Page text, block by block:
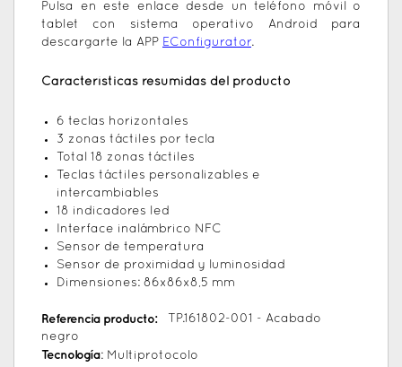
Pulsa en este enlace desde un teléfono móvil o
tablet con sistema operativo Android para
descargarte la APP EConfigurator.
Características resumidas del producto
6 teclas horizontales
3 zonas táctiles por tecla
Total 18 zonas táctiles
Teclas táctiles personalizables e
intercambiables
18 indicadores led
Interface inalámbrico NFC
Sensor de temperatura
Sensor de proximidad y luminosidad
Dimensiones: 86x86x8,5 mm
Referencia producto:
TP.161802-001 - Acabado
negro
Tecnología: Multiprotocolo